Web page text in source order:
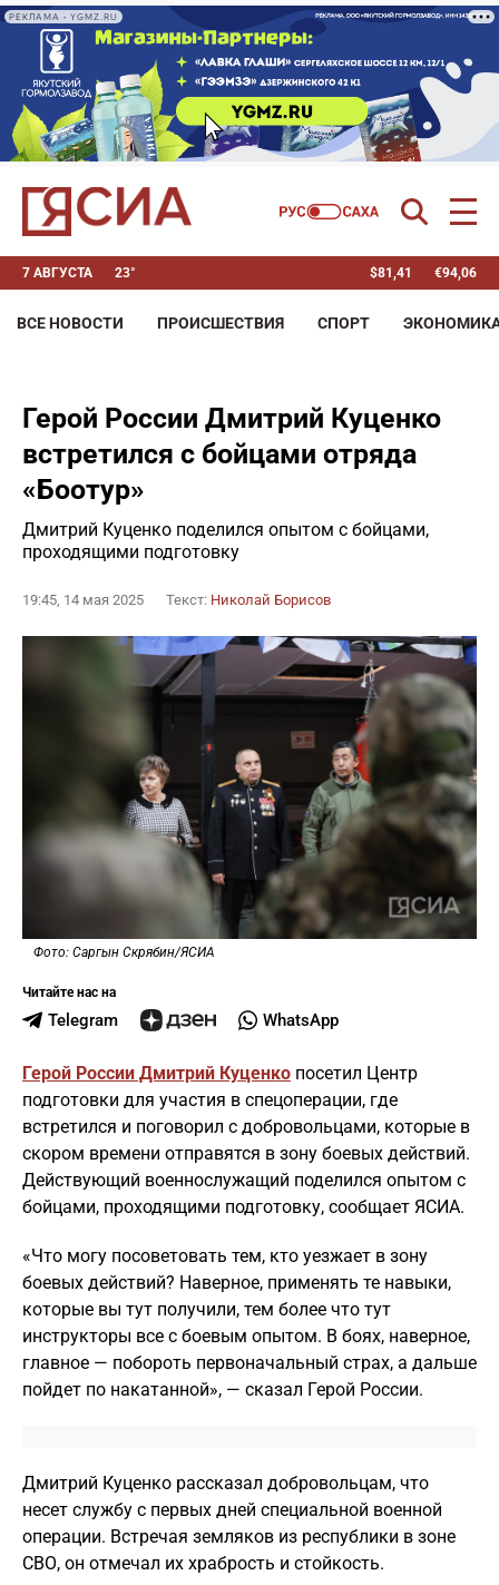
РЕКЛАМА • YGMZ.RU
7 АВГУСТА 23° $81,41 €94,06
ВСЕ НОВОСТИ ПРОИСШЕСТВИЯ СПОРТ
Герой России Дмитрий Куценко
встретился с бойцами отряда
«Боотур»
Дмитрий Куценко поделился опытом с бойцами,
проходящими подготовку
19:45, 14 мая 2025 Текст: Николай Борисов
Фото: Саргын Скрябин/ЯСИА
Читайте нас на
Telegram WhatsApp
Герой России Дмитрий Куценко посетил Центр
подготовки для участия в спецоперации, где
встретился и поговорил с добровольцами, которые в
скором времени отправятся в зону боевых действий.
Действующий военнослужащий поделился опытом с
бойцами, проходящими подготовку, сообщает ЯСИА.
«Что могу посоветовать тем, кто уезжает в зону
боевых действий? Наверное, применять те навыки,
которые вы тут получили, тем более что тут
инструкторы все с боевым опытом. В боях, наверное,
главное — побороть первоначальный страх, а дальше
пойдет по накатанной», — сказал Герой России.
Дмитрий Куценко рассказал добровольцам, что
несет службу с первых дней специальной военной
операции. Встречая земляков из республики в зоне
СВО, он отмечал их храбрость и стойкость.